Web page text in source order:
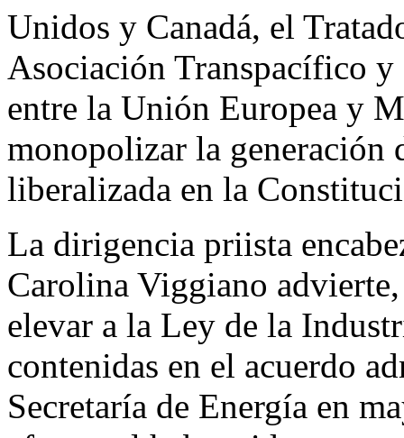
Unidos y Canadá, el
Asociación Transpacífico
entre la Unión Europea y
monopolizar la generación
liberalizada en la
La dirigencia priista
Carolina Viggiano
elevar a la Ley de la
contenidas en el acuerdo
Secretaría de Energía en